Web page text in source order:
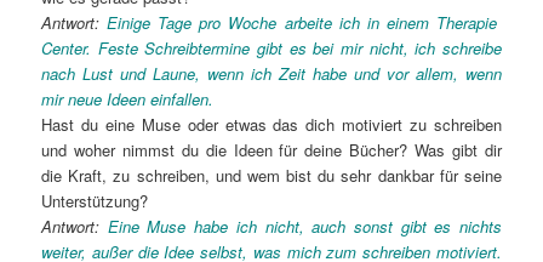
Antwort:Einige Tage pro Woche arbeite ich in einem Therapie
Center. Feste Schreibtermine gibt es bei mir nicht, ich schreibe
nach Lust und Laune, wenn ich Zeit habe und vor allem, wenn
mir neue Ideen einfallen.
Hast du eine Muse oder etwas das dich motiviert zu schreiben
und woher nimmst du die Ideen für deine Bücher? Was gibt dir
die Kraft, zu schreiben, und wem bist du sehr dankbar für seine
Unterstützung?
Antwort: Eine Muse habe ich nicht, auch sonst gibt es nichts
weiter, außer die Idee selbst, was mich zum schreiben motiviert.